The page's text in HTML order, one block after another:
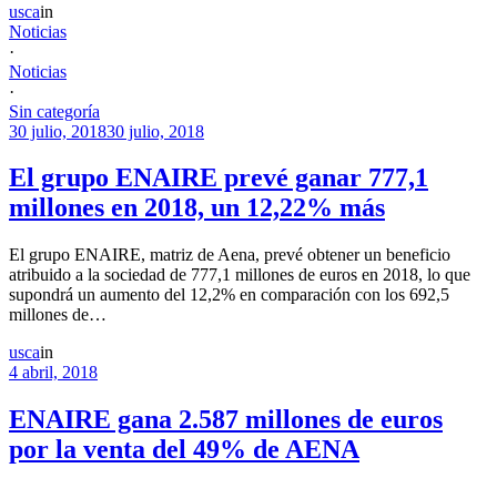
uscain
Noticias
·
Noticias
·
Sin categoría
30 julio, 201830 julio, 2018
El grupo ENAIRE prevé ganar 777,1
millones en 2018, un 12,22% más
El grupo ENAIRE, matriz de Aena, prevé obtener un beneficio
atribuido a la sociedad de 777,1 millones de euros en 2018, lo que
supondrá un aumento del 12,2% en comparación con los 692,5
millones de…
uscain
4 abril, 2018
ENAIRE gana 2.587 millones de euros
por la venta del 49% de AENA